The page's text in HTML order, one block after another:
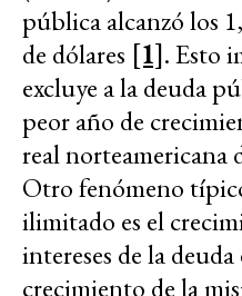
pública alcanzó los
de dólares [1]. Esto
excluye a la deuda
peor año de
real norteamericana
Otro fenómeno
ilimitado es el
intereses de la
crecimiento de la